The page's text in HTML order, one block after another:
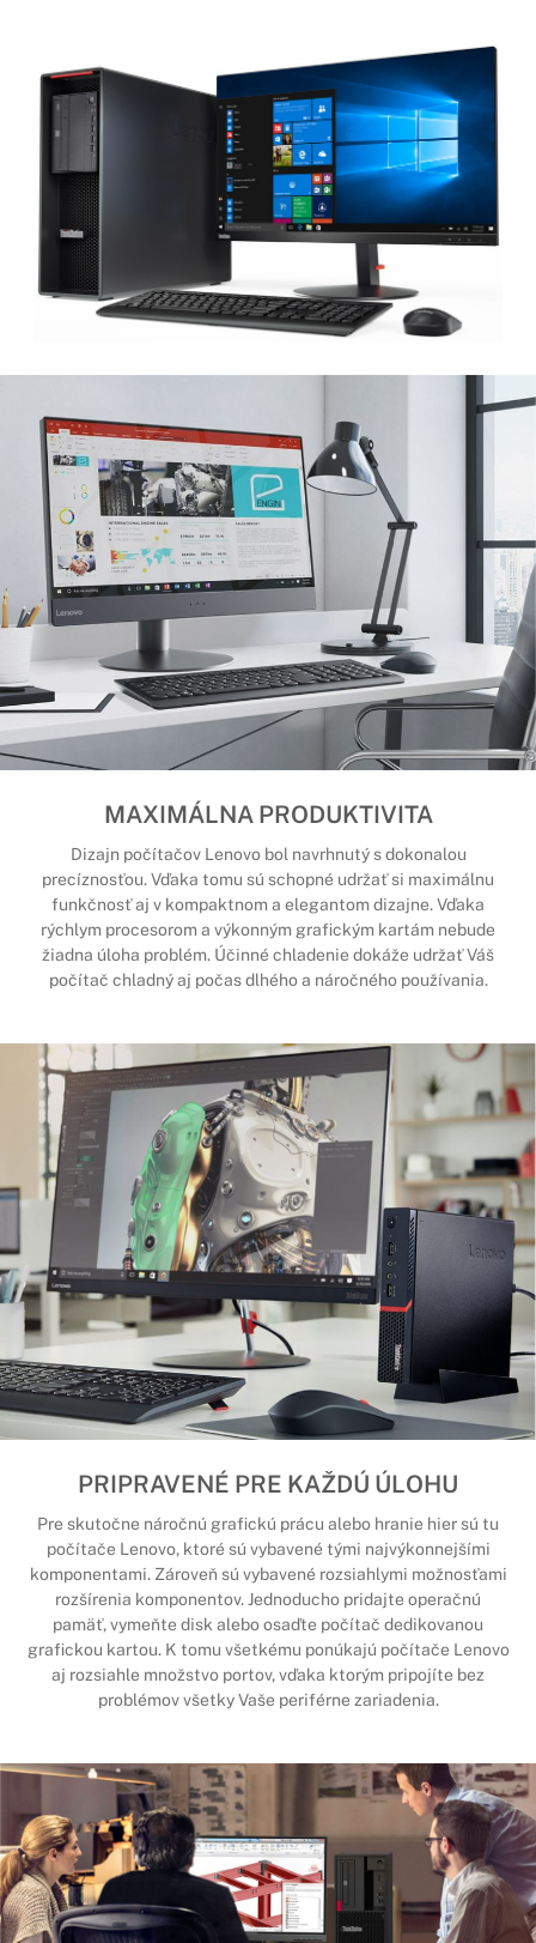
MAXIMÁLNA PRODUKTIVITA
Dizajn počítačov Lenovo bol navrhnutý s dokonalou
precíznosťou. Vďaka tomu sú schopné udržať si maximálnu
funkčnosť aj v kompaktnom a elegantom dizajne. Vďaka
rýchlym procesorom a výkonným grafickým kartám nebude
žiadna úloha problém. Účinné chladenie dokáže udržať Váš
počítač chladný aj počas dlhého a náročného používania.
PRIPRAVENÉ PRE KAŽDÚ ÚLOHU
Pre skutočne náročnú grafickú prácu alebo hranie hier sú tu
počítače Lenovo, ktoré sú vybavené tými najvýkonnejšími
komponentami. Zároveň sú vybavené rozsiahlymi možnosťami
rozšírenia komponentov. Jednoducho pridajte operačnú
pamäť, vymeňte disk alebo osaďte počítač dedikovanou
grafickou kartou. K tomu všetkému ponúkajú počítače Lenovo
aj rozsiahle množstvo portov, vďaka ktorým pripojíte bez
problémov všetky Vaše periférne zariadenia.